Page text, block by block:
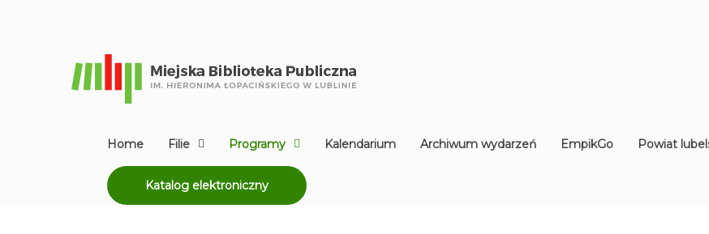
Home Filie Programy Kalendarium Archiwum wydarzeń EmpikGo Powiat
Katalog elektroniczny